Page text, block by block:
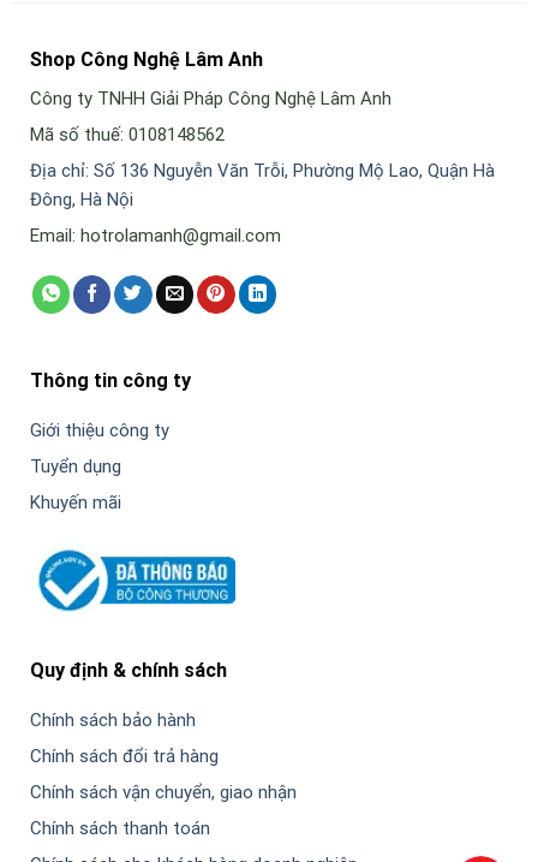
Shop Công Nghệ Lâm Anh
Công ty TNHH Giải Pháp Công Nghệ Lâm Anh
Mã số thuế: 0108148562
Địa chỉ: Số 136 Nguyễn Văn Trỗi, Phường Mộ Lao, Quận Hà
Đông, Hà Nội
Email: hotrolamanh@gmail.com
Thông tin công ty
Giới thiệu công ty
Tuyển dụng
Khuyến mãi
Quy định & chính sách
Chính sách bảo hành
Chính sách đổi trả hàng
Chính sách vận chuyển, giao nhận
Chính sách thanh toán